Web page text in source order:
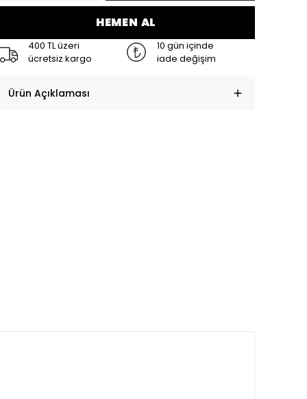
HEMEN AL
400 TL üzeri
ücretsiz kargo
10 gün içinde
iade değişim
Ürün Açıklaması